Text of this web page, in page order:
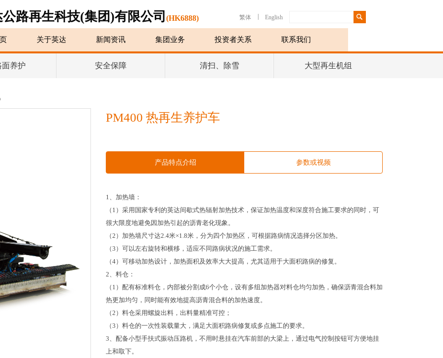
路再生科技(集团)有限公司 (HK6888) 繁体 English
关于英达 新闻资讯 集团业务 投资者关系 联系我们
养护 安全保障 清扫、除雪 大型再生机组
PM400 热再生养护车
产品特点介绍 参数或视频
1、加热墙：
（ 1 ）采用国家专利的英达间歇式热辐射加热技术，保证加热温度和深度符合施工要求的同时，可
很大限度地避免因加热引起的沥青老化现象。
（2 ）加热墙尺寸达2.4米×1.8米，分为四个加热区，可根据路病情况选择分区加热。
（3 ）可以左右旋转和横移，适应不同路病状况的施工需求。
（4）可移动加热设计，加热面积及效率大大提高，尤其适用于大面积路病的修复。
2、料仓：
（ 1 ）配有标准料仓，内部被分割成6个小仓，设有多组加热器对料仓均匀加热，确保沥青混合料加
热更加均匀，同时能有效地提高沥青混合料的加热速度。
（2 ）料仓采用螺旋出料，出料量精准可控；
（3 ）料仓的一次性装载量大，满足大面积路病修复或多点施工的要求。
3、配备小型手扶式振动压路机，不用时悬挂在汽车前部的大梁上，通过电气控制按钮可方便地挂
上和取下。